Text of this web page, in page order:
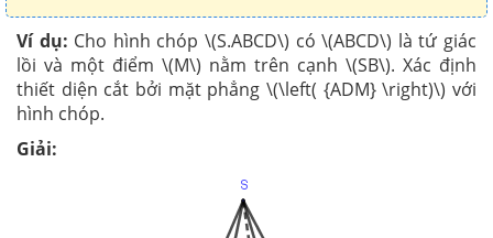
Ví dụ: Cho hình chóp \(S.ABCD\) có \(ABCD\) là tứ giác
lồi và một điểm \(M\) nằm trên cạnh \(SB\). Xác định
thiết diện cắt bởi mặt phẳng \(\left( {ADM} \right)\) với
hình chóp.
Giải: